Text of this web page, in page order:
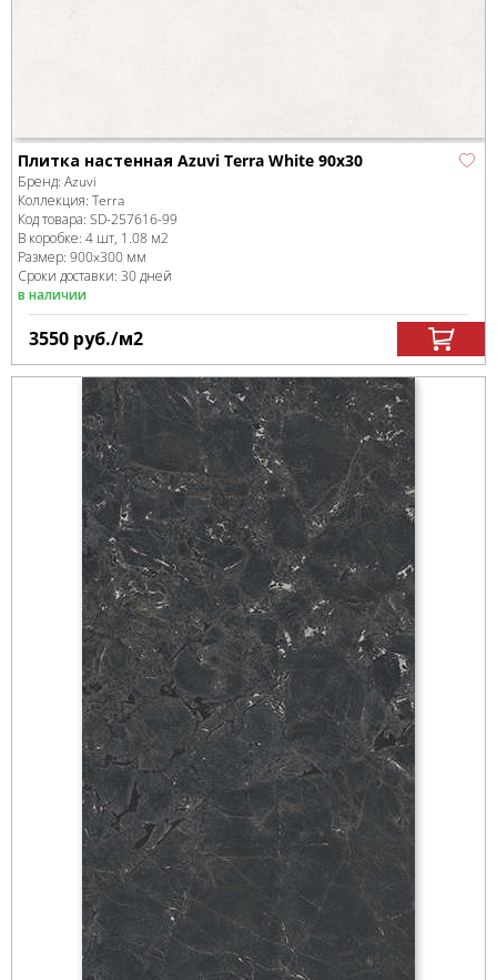
Плитка настенная Azuvi Terra White 90x30
Бренд: Azuvi
Коллекция: Terra
Код товара: SD-257616-99
В коробке: 4 шт, 1.08 м2
Размер: 900x300 мм
Сроки доставки: 30 дней
в наличии
3550 руб./м2